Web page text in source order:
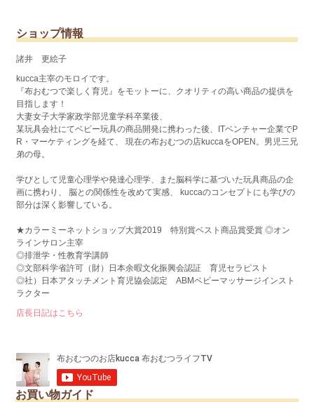
ショップ情報
諸井 更絵子
kucca主宰のモロイです。
『布おむつで楽しく育児』をモットーに、クオリティの高い商品の提供を
目指します！
大妻女子大学家政学部児童学科卒業後、
某玩具会社にてベビー玩具の商品開発に携わった後、ITベンチャー企業でP
R・マーケティングを経て、 現在の布おむつの店kuccaをOPEN。男児三兄
弟の母。
学びとして児童心理学や発達心理学、また脳科学に基づいた玩具商品の企
画に携わり、 脳との関係性を改めて実感、 kuccaのコンセプトにも学びの
部分は深く影響している。
★カラーミーネットショップ大賞2019 特別賞ベスト商品賞受賞 ◎オン
ラインサロン主宰
◎排泄学・性教育学講師
◎文部科学省許可（財）日本余暇文化振興会認証 育児セラピスト
◎社）日本アタッチメント育児協会認定 ABMベビーマッサージインスト
ラクター
店長日記はこちら
お買い物ガイド